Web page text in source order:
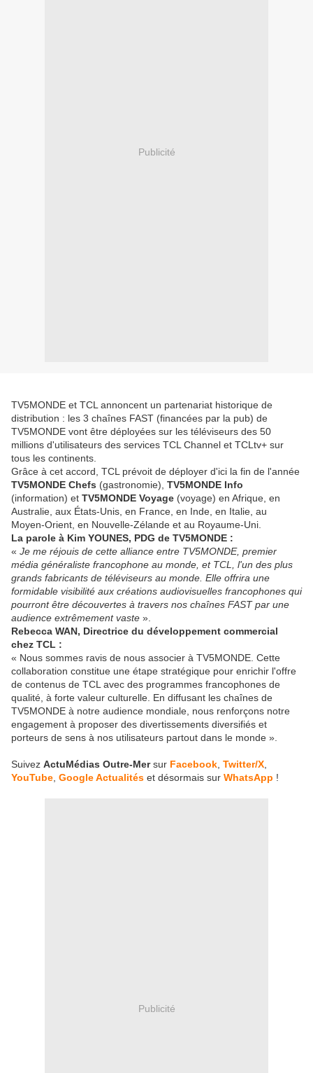
Publicité
TV5MONDE et TCL annoncent un partenariat historique de
distribution : les 3 chaînes FAST (financées par la pub) de
TV5MONDE vont être déployées sur les téléviseurs des 50
millions d'utilisateurs des services TCL Channel et TCLtv+ sur
tous les continents.
Grâce à cet accord, TCL prévoit de déployer d'ici la fin de l'année
TV5MONDE Chefs (gastronomie), TV5MONDE Info
(information) et TV5MONDE Voyage (voyage) en Afrique, en
Australie, aux États-Unis, en France, en Inde, en Italie, au
Moyen-Orient, en Nouvelle-Zélande et au Royaume-Uni.
La parole à Kim YOUNES, PDG de TV5MONDE :
« Je me réjouis de cette alliance entre TV5MONDE, premier
média généraliste francophone au monde, et TCL, l'un des plus
grands fabricants de téléviseurs au monde. Elle offrira une
formidable visibilité aux créations audiovisuelles francophones qui
pourront être découvertes à travers nos chaînes FAST par une
audience extrêmement vaste ».
Rebecca WAN, Directrice du développement commercial
chez TCL :
« Nous sommes ravis de nous associer à TV5MONDE. Cette
collaboration constitue une étape stratégique pour enrichir l'offre
de contenus de TCL avec des programmes francophones de
qualité, à forte valeur culturelle. En diffusant les chaînes de
TV5MONDE à notre audience mondiale, nous renforçons notre
engagement à proposer des divertissements diversifiés et
porteurs de sens à nos utilisateurs partout dans le monde ».
Suivez ActuMédias Outre-Mersur Facebook Twitter/X
YouTube Google Actualités et désormais sur WhatsApp !
Publicité